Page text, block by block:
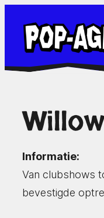
naar
inhoud
Informatie:
Van clubshows
bevestigde